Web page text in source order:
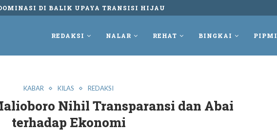
TERSUNGKUR DAN TETAP MELAWAN REKAM PERLAWANAN...
REDAKSI NALAR REHAT BINGKAI PIPMI
KABAR KILAS REDAKSI
Nihil Transparansi dan Abai
terhadap Ekonomi